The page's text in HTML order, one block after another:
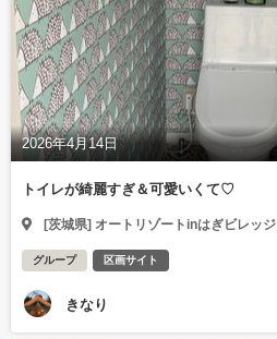
2026年4月14日
トイレが綺麗すぎ＆可愛いくて♡
[茨城県] オートリゾートinはぎビレッジ
グループ 区画サイト
きなり